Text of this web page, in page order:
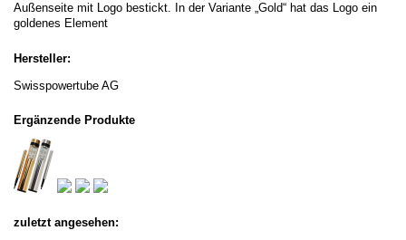
Außenseite mit Logo bestickt. In der Variante „Gold“ hat das Logo ein
goldenes Element
Hersteller:
Swisspowertube AG
Ergänzende Produkte
zuletzt angesehen: